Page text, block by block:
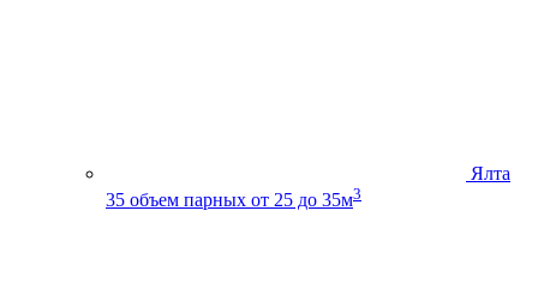
Ялта
35 объем парных от 25 до 35м3